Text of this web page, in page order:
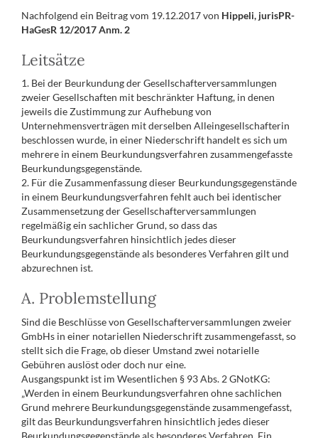
Nachfolgend ein Beitrag vom 19.12.2017 von Hippeli, jurisPR-
HaGesR 12/2017 Anm. 2
Leitsätze
1. Bei der Beurkundung der Gesellschafterversammlungen
zweier Gesellschaften mit beschränkter Haftung, in denen
jeweils die Zustimmung zur Aufhebung von
Unternehmensverträgen mit derselben Alleingesellschafterin
beschlossen wurde, in einer Niederschrift handelt es sich um
mehrere in einem Beurkundungsverfahren zusammengefasste
Beurkundungsgegenstände.
2. Für die Zusammenfassung dieser Beurkundungsgegenstände
in einem Beurkundungsverfahren fehlt auch bei identischer
Zusammensetzung der Gesellschafterversammlungen
regelmäßig ein sachlicher Grund, so dass das
Beurkundungsverfahren hinsichtlich jedes dieser
Beurkundungsgegenstände als besonderes Verfahren gilt und
abzurechnen ist.
A. Problemstellung
Sind die Beschlüsse von Gesellschafterversammlungen zweier
GmbHs in einer notariellen Niederschrift zusammengefasst, so
stellt sich die Frage, ob dieser Umstand zwei notarielle
Gebühren auslöst oder doch nur eine.
Ausgangspunkt ist im Wesentlichen § 93 Abs. 2 GNotKG:
„Werden in einem Beurkundungsverfahren ohne sachlichen
Grund mehrere Beurkundungsgegenstände zusammengefasst,
gilt das Beurkundungsverfahren hinsichtlich jedes dieser